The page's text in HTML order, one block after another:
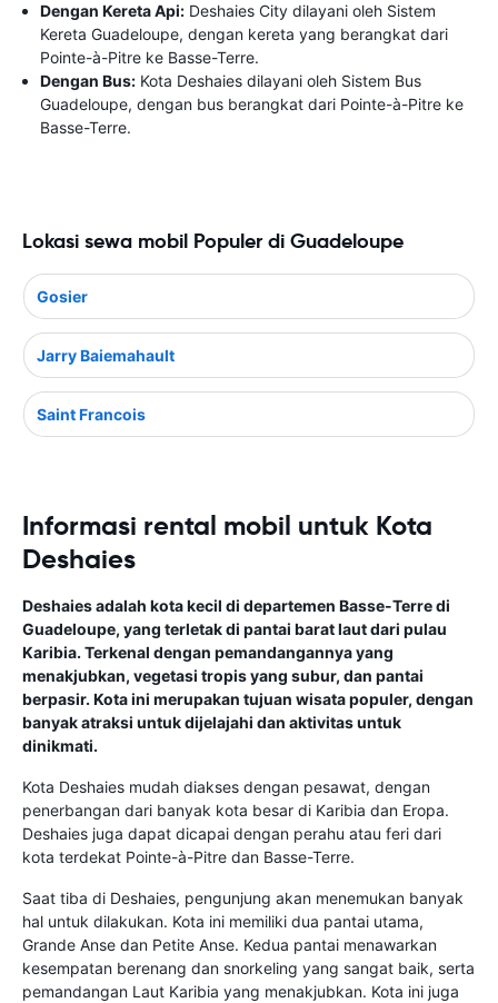
Dengan Kereta Api: Deshaies City dilayani oleh Sistem
Kereta Guadeloupe, dengan kereta yang berangkat dari
Pointe-à-Pitre ke Basse-Terre.
Dengan Bus: Kota Deshaies dilayani oleh Sistem Bus
Guadeloupe, dengan bus berangkat dari Pointe-à-Pitre ke
Basse-Terre.
Lokasi sewa mobil Populer di Guadeloupe
Gosier
Jarry Baiemahault
Saint Francois
Informasi rental mobil untuk Kota
Deshaies
Deshaies adalah kota kecil di departemen Basse-Terre di
Guadeloupe, yang terletak di pantai barat laut dari pulau
Karibia. Terkenal dengan pemandangannya yang
menakjubkan, vegetasi tropis yang subur, dan pantai
berpasir. Kota ini merupakan tujuan wisata populer, dengan
banyak atraksi untuk dijelajahi dan aktivitas untuk
dinikmati.
Kota Deshaies mudah diakses dengan pesawat, dengan
penerbangan dari banyak kota besar di Karibia dan Eropa.
Deshaies juga dapat dicapai dengan perahu atau feri dari
kota terdekat Pointe-à-Pitre dan Basse-Terre.
Saat tiba di Deshaies, pengunjung akan menemukan banyak
hal untuk dilakukan. Kota ini memiliki dua pantai utama,
Grande Anse dan Petite Anse. Kedua pantai menawarkan
kesempatan berenang dan snorkeling yang sangat baik, serta
pemandangan Laut Karibia yang menakjubkan. Kota ini juga